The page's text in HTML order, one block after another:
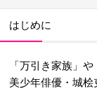
はじめに
「万引き家族」
美少年俳優・城桧